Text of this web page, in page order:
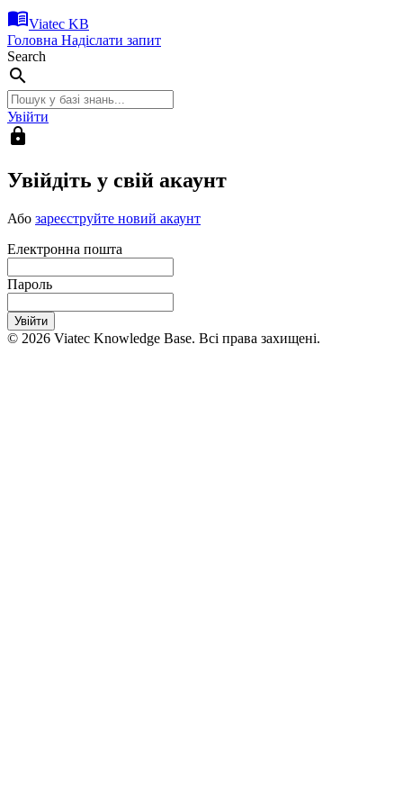
menu_bookViatec KB
Головна Надіслати запит
Search
search
Увійти
lock
Увійдіть у свій акаунт
Або зареєструйте новий акаунт
Електронна пошта
Пароль
Увійти
© 2026 Viatec Knowledge Base. Всі права захищені.